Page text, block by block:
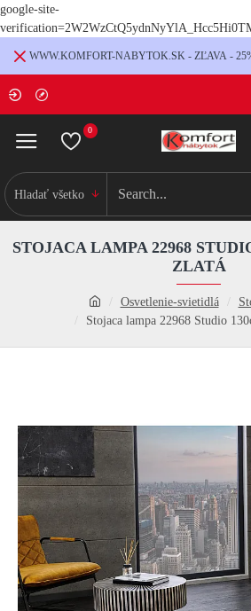
google-site-
WWW.KOMFORT-NABYTOK.SK - ZĽAVA -
0
Hladať všetko
Osvetlenie-svietidlá
Stojaca lampa 22968 Studio
STOJACA LAMPA 22968
ZLATÁ